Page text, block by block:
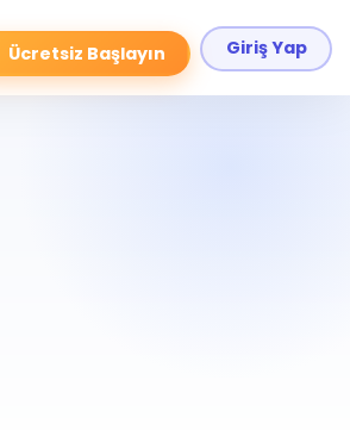
Ücretsiz Başlayın Giriş Yap